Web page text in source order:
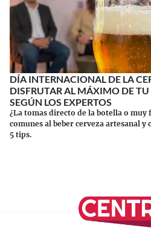
DÍA INTERNACIONAL DE LA
DISFRUTAR AL MÁXIMO DE TU
SEGÚN LOS EXPERTOS
¿La tomas directo de la botella o muy
comunes al beber cerveza artesanal
5 tips.